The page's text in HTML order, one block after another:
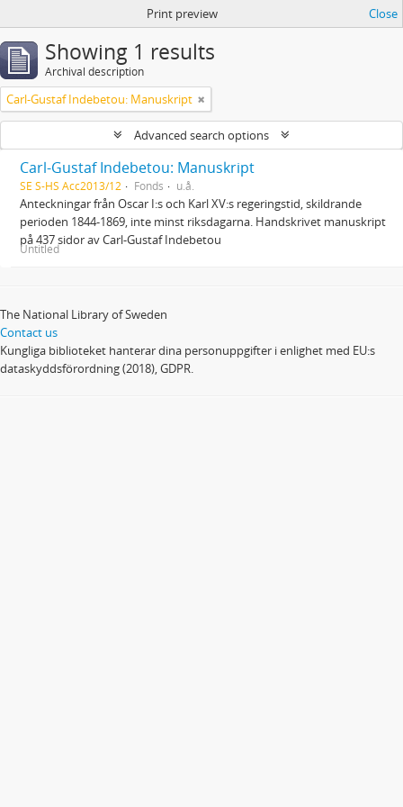
Print preview Close
Showing 1 results
Archival description
Carl-Gustaf Indebetou: Manuskript
Advanced search options
Carl-Gustaf Indebetou: Manuskript
SE S-HS Acc2013/12 Fonds u.å.
Anteckningar från Oscar I:s och Karl XV:s regeringstid, skildrande
perioden 1844-1869, inte minst riksdagarna. Handskrivet manuskript
på 437 sidor av Carl-Gustaf Indebetou
Untitled
The National Library of Sweden
Contact us
Kungliga biblioteket hanterar dina personuppgifter i enlighet med EU:s
dataskyddsförordning (2018), GDPR.